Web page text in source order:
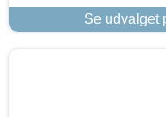
Se udvalget